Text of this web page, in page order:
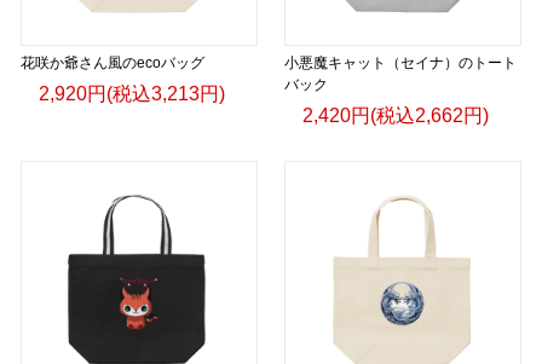
花咲か爺さん風のecoバッグ
2,920円(税込3,213円)
小悪魔キャット（セイナ）のトート
バック
2,420円(税込2,662円)